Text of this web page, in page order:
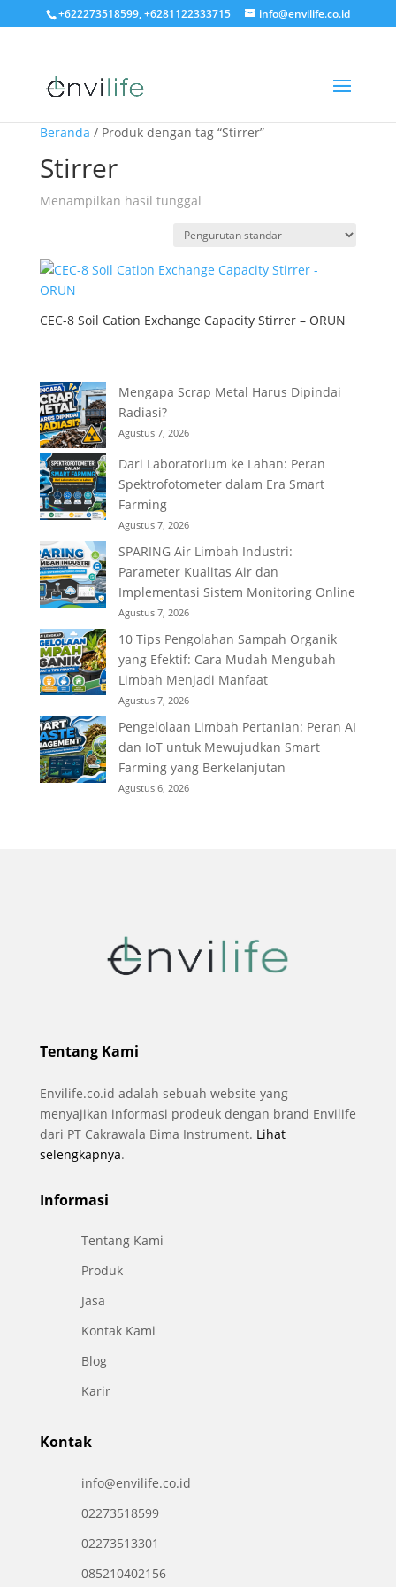
+622273518599, +6281122333715 info@envilife.co.id
Beranda / Produk dengan tag “Stirrer”
Stirrer
Menampilkan hasil tunggal
CEC-8 Soil Cation Exchange Capacity Stirrer – ORUN
Mengapa Scrap Metal Harus Dipindai
Radiasi?
Agustus 7, 2026
Dari Laboratorium ke Lahan: Peran
Spektrofotometer dalam Era Smart
Farming
Agustus 7, 2026
SPARING Air Limbah Industri:
Parameter Kualitas Air dan
Implementasi Sistem Monitoring Online
Agustus 7, 2026
10 Tips Pengolahan Sampah Organik
yang Efektif: Cara Mudah Mengubah
Limbah Menjadi Manfaat
Agustus 7, 2026
Pengelolaan Limbah Pertanian: Peran AI
dan IoT untuk Mewujudkan Smart
Farming yang Berkelanjutan
Agustus 6, 2026
Tentang Kami
Envilife.co.id adalah sebuah website yang
menyajikan informasi prodeuk dengan brand Envilife
dari PT Cakrawala Bima Instrument. Lihat
selengkapnya.
Informasi
Tentang Kami
Produk
Jasa
Kontak Kami
Blog
Karir
Kontak
info@envilife.co.id
02273518599
02273513301
085210402156